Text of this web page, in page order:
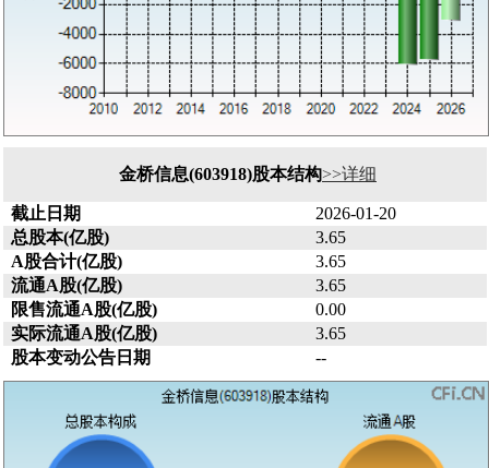
金桥信息(603918)股本结构>>详细
截止日期
2026-01-20
总股本(亿股)
3.65
A股合计(亿股)
3.65
流通A股(亿股)
3.65
限售流通A股(亿股)
0.00
实际流通A股(亿股)
3.65
股本变动公告日期
--